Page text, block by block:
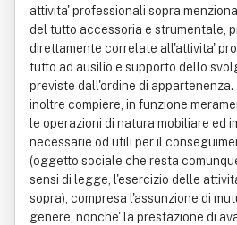
attivita' professionali sopra
del tutto accessoria e strumentale,
direttamente correlate all'attivita'
tutto ad ausilio e supporto dello
previste dall'ordine di
inoltre compiere, in funzione
le operazioni di natura mobiliare ed
necessarie od utili per il
(oggetto sociale che resta
sensi di legge, l'esercizio delle
sopra), compresa l'assunzione di
genere, nonche' la prestazione di